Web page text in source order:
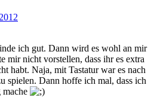
ich gut. Dann wird es wohl an mir
mir nicht vorstellen, dass ihr es extra
habt. Naja, mit Tastatur war es nach
spielen. Dann hoffe ich mal, dass ich